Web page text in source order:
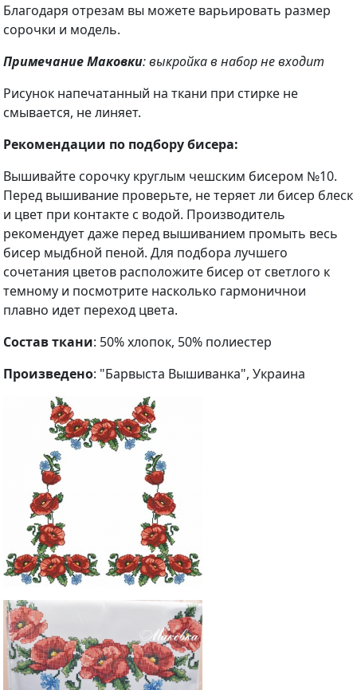
Благодаря отрезам вы можете варьировать размер
сорочки и модель.
Примечание Маковки: выкройка в набор не входит
Рисунок напечатанный на ткани при стирке не
смывается, не линяет.
Рекомендации по подбору бисера:
Вышивайте сорочку круглым чешским бисером №10.
Перед вышивание проверьте, не теряет ли бисер блеск
и цвет при контакте с водой. Производитель
рекомендует даже перед вышиванием промыть весь
бисер мыдбной пеной. Для подбора лучшего
сочетания цветов расположите бисер от светлого к
темному и посмотрите насколько гармоничнои
плавно идет переход цвета.
Состав ткани: 50% хлопок, 50% полиестер
Произведено: "Барвыста Вышиванка", Украина